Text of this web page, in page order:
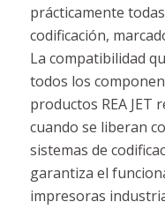
prácticamente
codificación,
La compatibilidad
todos los
productos REA JET
cuando se liberan
sistemas de
garantiza el
impresoras